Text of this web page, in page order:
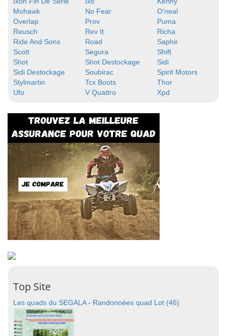
Mohawk
No Fear
O'neal
Overlap
Prov
Puma
Reusch
Rev It
Richa
Ride And Sons
Road
Saphir
Scott
Segura
Shift
Shot
Shot Destockage
Sidi
Sidi Destockage
Soubirac
Spirit Motors
Stylmartin
Tcx Boots
Thor
Ufo
V Quattro Xpd
Top Site
Les quads du SEGALA - Randonnées quad Lot (46)